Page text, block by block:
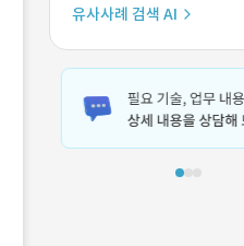
유사사례 검색 AI